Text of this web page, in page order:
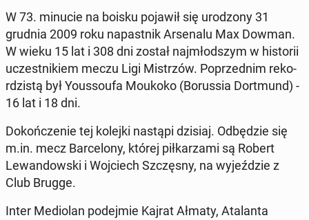
W 73. minucie na boisku pojawił się urod­zony 31
grudnia 2009 roku na­past­nik Ar­se­nalu Max Dowman.
W wieku 15 lat i 308 dni został na­jmłod­szym w his­torii
uczest­nikiem meczu Ligi Mis­trzów. Poprzed­nim reko­
rdzistą był Yous­so­ufa Moukoko (Borus­sia Dort­mund) -
16 lat i 18 dni.
Dokończe­nie tej kolejki nastąpi dzisiaj. Odbędzie się
m.in. mecz Barcelony, której piłkarza­mi są Robert
Lewandows­ki i Wo­j­ciech Szczęs­ny, na wyjeździe z
Club Brugge.
Inter Medi­olan pode­jmie Kajrat Ałmaty, Ata­lan­ta